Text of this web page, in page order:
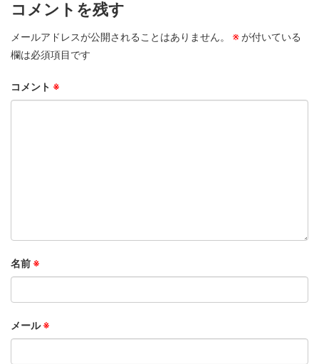
コメントを残す
メールアドレスが公開されることはありません。 ※が付いている
欄は必須項目です
コメント ※
名前 ※
メール※